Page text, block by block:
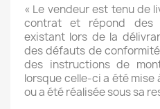
« Le vendeur est tenu de
contrat et répond des
existant lors de la
des défauts de
des instructions de
lorsque celle-ci a été
ou a été réalisée sous sa